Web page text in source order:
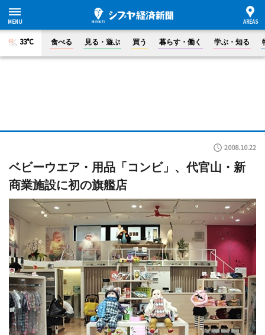
33°C 食べる 見る・遊ぶ 買う 暮らす・働く 学ぶ・知る
2008.10.22
ベビーウエア・用品「コンビ」、代官山・新
商業施設に初の旗艦店